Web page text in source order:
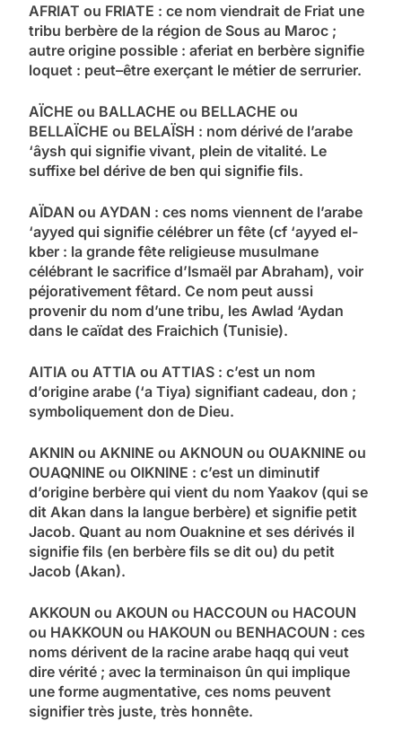
AFRIAT ou FRIATE : ce nom viendrait de Friat une
tribu berbère de la région de Sous au Maroc ;
autre origine possible : aferiat en berbère signifie
loquet : peut–être exerçant le métier de serrurier.
AÏCHE ou BALLACHE ou BELLACHE ou
BELLAÏCHE ou BELAÏSH : nom dérivé de l’arabe
‘âysh qui signifie vivant, plein de vitalité. Le
suffixe bel dérive de ben qui signifie fils.
AÏDAN ou AYDAN : ces noms viennent de l’arabe
‘ayyed qui signifie célébrer un fête (cf ‘ayyed el-
kber : la grande fête religieuse musulmane
célébrant le sacrifice d’Ismaël par Abraham), voir
péjorativement fêtard. Ce nom peut aussi
provenir du nom d’une tribu, les Awlad ‘Aydan
dans le caïdat des Fraichich (Tunisie).
AITIA ou ATTIA ou ATTIAS : c’est un nom
d’origine arabe (‘a Tiya) signifiant cadeau, don ;
symboliquement don de Dieu.
AKNIN ou AKNINE ou AKNOUN ou OUAKNINE ou
OUAQNINE ou OIKNINE : c’est un diminutif
d’origine berbère qui vient du nom Yaakov (qui se
dit Akan dans la langue berbère) et signifie petit
Jacob. Quant au nom Ouaknine et ses dérivés il
signifie fils (en berbère fils se dit ou) du petit
Jacob (Akan).
AKKOUN ou AKOUN ou HACCOUN ou HACOUN
ou HAKKOUN ou HAKOUN ou BENHACOUN : ces
noms dérivent de la racine arabe haqq qui veut
dire vérité ; avec la terminaison ûn qui implique
une forme augmentative, ces noms peuvent
signifier très juste, très honnête.